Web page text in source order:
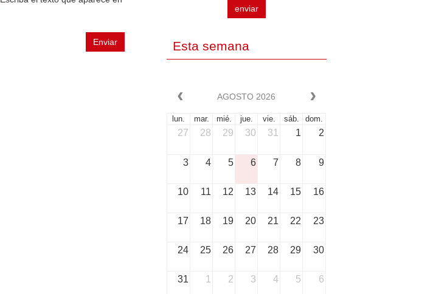
Enviar
enviar
Esta semana
AGOSTO 2026
lun. mar. mié. jue. vie. sáb. dom.
27 28 29 30 31 1 2
3 4 5 6 7 8 9
10 11 12 13 14 15 16
17 18 19 20 21 22 23
24 25 26 27 28 29 30
31 1 2 3 4 5 6